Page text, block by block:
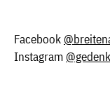
Facebook
Instagram